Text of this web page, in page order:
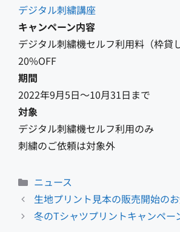
デジタル刺繍講座
キャンペーン内容
デジタル刺繍機セルフ利用料（枠貸
20%OFF
期間
2022年9月5日〜10月31日まで
対象
デジタル刺繍機セルフ利用のみ
刺繍のご依頼は対象外
カ
テ
ゴ
リ
ニュース
生地プリント見本の販売開始の
冬のTシャツプリントキャンペー